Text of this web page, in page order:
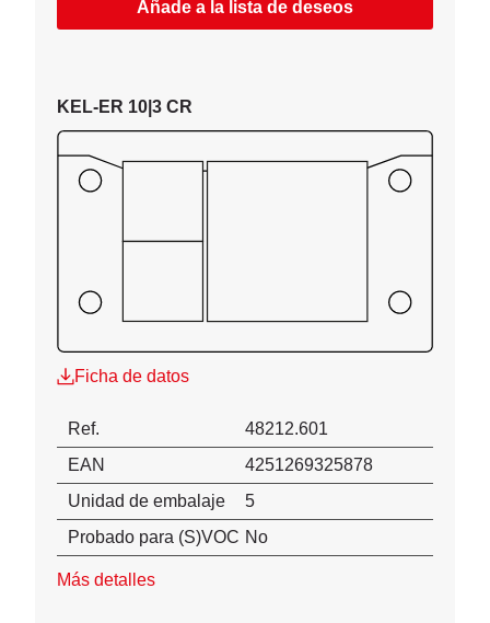
Añade a la lista de deseos
KEL-ER 10|3 CR
Ficha de datos
Ref.
48212.601
EAN
4251269325878
Unidad de embalaje
5
Probado para (S)VOC No
Más detalles